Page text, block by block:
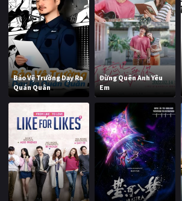
Bảo Vệ Trường Dạy Ra
Quán Quân
Đừng Quên Anh Yêu
Em